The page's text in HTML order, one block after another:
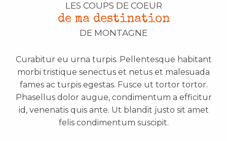
LES COUPS DE COEUR
de ma destination
DE MONTAGNE
Curabitur eu urna turpis. Pellentesque habitant
morbi tristique senectus et netus et malesuada
fames ac turpis egestas. Fusce ut tortor tortor.
Phasellus dolor augue, condimentum a efficitur
id, venenatis quis ante. Ut blandit justo sit amet
felis condimentum suscipit.